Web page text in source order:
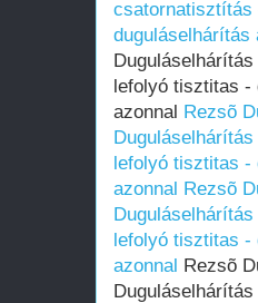
csatornatisztítás
duguláselhárítás
lefolyó tisztitas -
azonnal Rezsõ
lefolyó tisztitas -
azonnal Rezsõ
lefolyó tisztitas -
azonnal Rezsõ